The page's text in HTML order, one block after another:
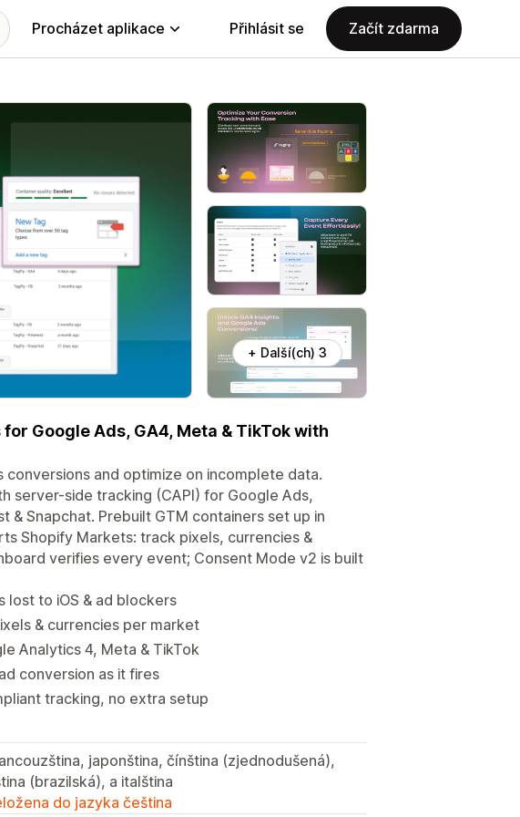
Procházet aplikace Přihlásit se Začít zdarma
+ Další(ch) 3
Google Ads, GA4, Meta & TikTok with
and optimize on incomplete data.
server-side tracking (CAPI) for Google Ads,
Snapchat. Prebuilt GTM containers set up in
Shopify Markets: track pixels, currencies &
verifies every event; Consent Mode v2 is built
lost to iOS & ad blockers
& currencies per market
Analytics 4, Meta & TikTok
conversion as it fires
tracking, no extra setup
japonština, čínština (zjednodušená),
(brazilská), a italština
do jazyka čeština